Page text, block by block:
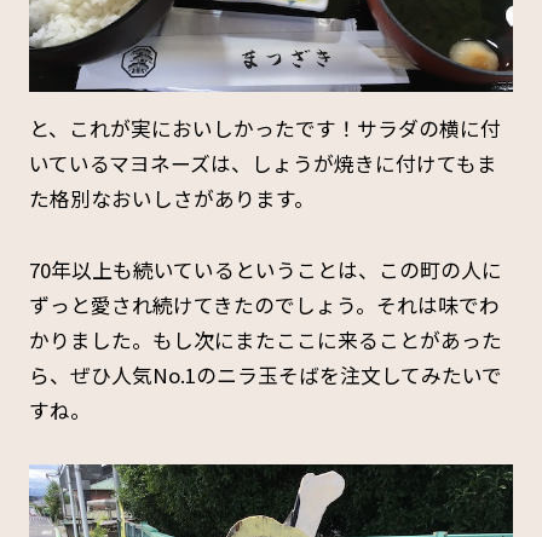
と、これが実においしかったです！サラダの横に付
いているマヨネーズは、しょうが焼きに付けてもま
た格別なおいしさがあります。
70年以上も続いているということは、この町の人に
ずっと愛され続けてきたのでしょう。それは味でわ
かりました。もし次にまたここに来ることがあった
ら、ぜひ人気No.1のニラ玉そばを注文してみたいで
すね。